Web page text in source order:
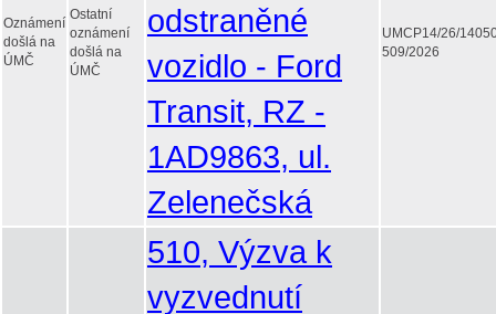
Oznámení
došlá na
ÚMČ
Ostatní
oznámení
došlá na
ÚMČ
odstraněné
vozidlo - Ford
Transit, RZ -
1AD9863, ul.
Zelenečská
UMCP14/26/
509/2026
510, Výzva k
vyzvednutí